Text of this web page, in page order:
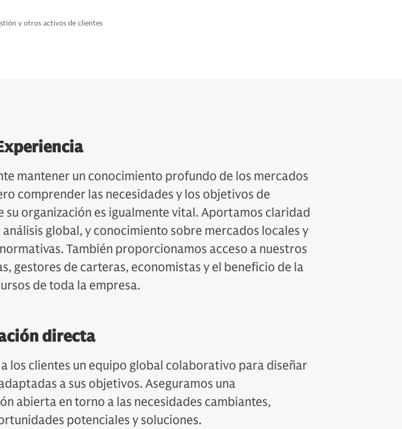
y otros activos de clientes
mantener un conocimiento profundo de los mercados
comprender las necesidades y los objetivos de
su organización es igualmente vital. Aportamos claridad
análisis global, y conocimiento sobre mercados locales y
También proporcionamos acceso a nuestros
gestores de carteras, economistas y el beneficio de la
de toda la empresa.
directa
los clientes un equipo global colaborativo para diseñar
a sus objetivos. Aseguramos una
abierta en torno a las necesidades cambiantes,
potenciales y soluciones.